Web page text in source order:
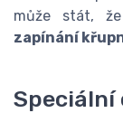
může stát,
zapínání
Speciální